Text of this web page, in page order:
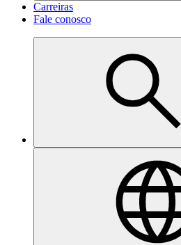
Carreiras
Fale conosco